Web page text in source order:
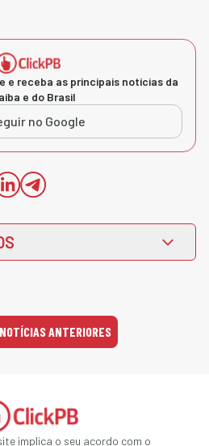
e receba as principais notícias da
e do Brasil
no Google
ANTERIORES
implica o seu acordo com o